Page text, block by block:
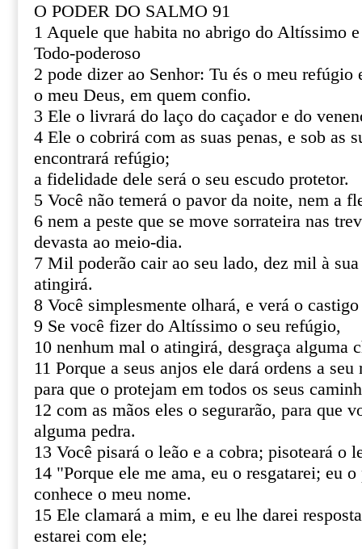
O PODER DO SALMO 91
1 Aquele que habita no abrigo do Altíssimo
Todo-poderoso
2 pode dizer ao Senhor: Tu és o meu refúgio
o meu Deus, em quem confio.
3 Ele o livrará do laço do caçador e do
4 Ele o cobrirá com as suas penas, e sob as
encontrará refúgio;
a fidelidade dele será o seu escudo protetor.
5 Você não temerá o pavor da noite, nem a
6 nem a peste que se move sorrateira nas
devasta ao meio-dia.
7 Mil poderão cair ao seu lado, dez mil à
atingirá.
8 Você simplesmente olhará, e verá o
9 Se você fizer do Altíssimo o seu refúgio,
10 nenhum mal o atingirá, desgraça alguma
11 Porque a seus anjos ele dará ordens a seu
para que o protejam em todos os seus
12 com as mãos eles o segurarão, para que
alguma pedra.
13 Você pisará o leão e a cobra; pisoteará o
14 "Porque ele me ama, eu o resgatarei; eu
conhece o meu nome.
15 Ele clamará a mim, e eu lhe darei
estarei com ele;